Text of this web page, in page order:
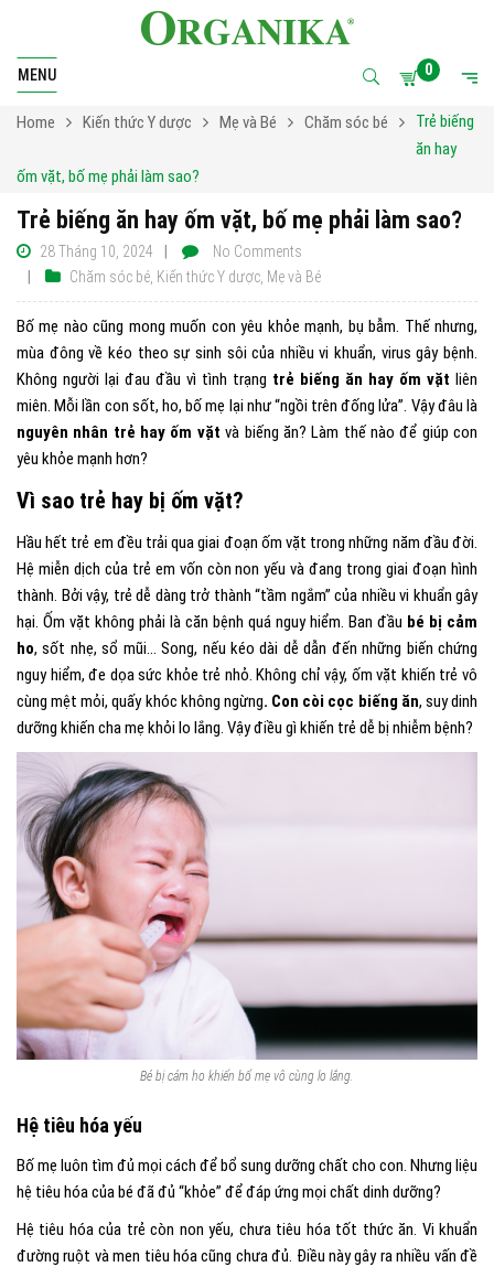
MENU 0
Home Kiến thức Y dược Mẹ và Bé Chăm sóc bé
Trẻ biếng
ăn hay
ốm vặt, bố mẹ phải làm sao?
Trẻ biếng ăn hay ốm vặt, bố mẹ phải làm sao?
28 Tháng 10, 2024
Chăm sóc bé Kiến thức Y dược Mẹ và Bé
No Comments
Bố mẹ nào cũng mong muốn con yêu khỏe mạnh, bụ bẫm. Thế nhưng,
mùa đông về kéo theo sự sinh sôi của nhiều vi khuẩn, virus gây bệnh.
Không người lại đau đầu vì tình trạng trẻ biếng ăn hay ốm vặt liên
miên. Mỗi lần con sốt, ho, bố mẹ lại như “ngồi trên đống lửa”. Vậy đâu là
nguyên nhân trẻ hay ốm vặtvà biếng ăn? Làm thế nào để giúp con
yêu khỏe mạnh hơn?
Vì sao trẻ hay bị ốm vặt?
Hầu hết trẻ em đều trải qua giai đoạn ốm vặt trong những năm đầu đời.
Hệ miễn dịch của trẻ em vốn còn non yếu và đang trong giai đoạn hình
thành. Bởi vậy, trẻ dễ dàng trở thành “tầm ngắm” của nhiều vi khuẩn gây
hại. Ốm vặt không phải là căn bệnh quá nguy hiểm. Ban đầu bé bị cảm
ho, sốt nhẹ, sổ mũi… Song, nếu kéo dài dễ dẫn đến những biến chứng
nguy hiểm, đe dọa sức khỏe trẻ nhỏ. Không chỉ vậy, ốm vặt khiến trẻ vô
cùng mệt mỏi, quấy khóc không ngừng. Con còi cọc biếng ăn, suy dinh
dưỡng khiến cha mẹ khỏi lo lắng. Vậy điều gì khiến trẻ dễ bị nhiễm bệnh?
Bé bị cảm ho khiến bố mẹ vô cùng lo lắng.
Hệ tiêu hóa yếu
Bố mẹ luôn tìm đủ mọi cách để bổ sung dưỡng chất cho con. Nhưng liệu
hệ tiêu hóa của bé đã đủ “khỏe” để đáp ứng mọi chất dinh dưỡng?
Hệ tiêu hóa của trẻ còn non yếu, chưa tiêu hóa tốt thức ăn. Vi khuẩn
đường ruột và men tiêu hóa cũng chưa đủ. Điều này gây ra nhiều vấn đề